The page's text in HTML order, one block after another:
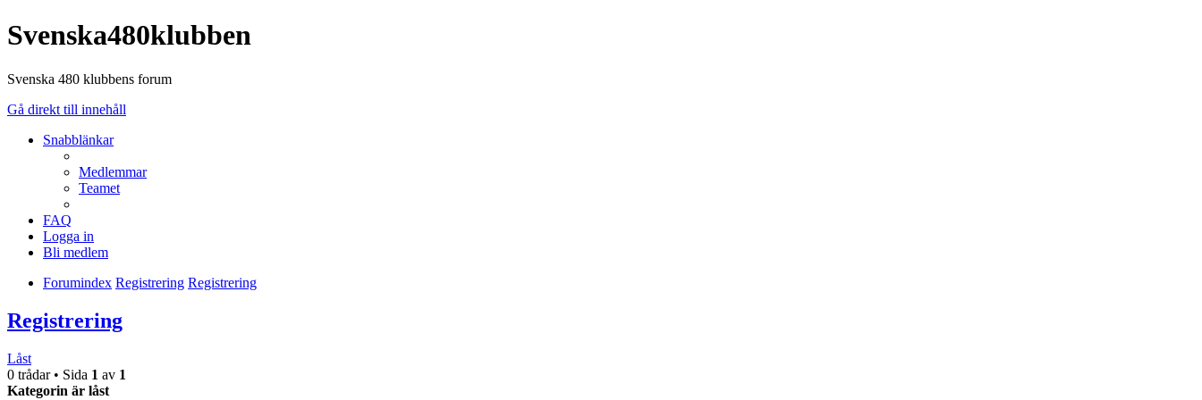
Svenska480klubben
Svenska 480 klubbens forum
Gå direkt till innehåll
Snabblänkar
Medlemmar
Teamet
FAQ
Logga in
Bli medlem
Forumindex Registrering Registrering
Registrering
Låst
0 trådar • Sida 1 av 1
Kategorin är låst